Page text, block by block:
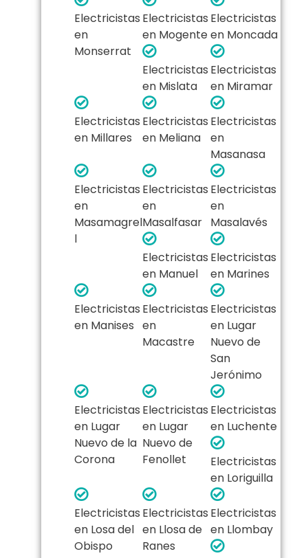
Electricistas
en
Monserrat
Electricistas
en Mogente
Electricistas
en Moncada
Electricistas
en Mislata
Electricistas
en Miramar
Electricistas
en Millares
Electricistas
en Meliana
Electricistas
en
Masanasa
Electricistas
en
Masamagrel
l
Electricistas
en
Masalfasar
Electricistas
en
Masalavés
Electricistas
en Manuel
Electricistas
en Marines
Electricistas
en Manises
Electricistas
en
Macastre
Electricistas
en Lugar
Nuevo de
San
Jerónimo
Electricistas
en Lugar
Nuevo de la
Corona
Electricistas
en Lugar
Nuevo de
Fenollet
Electricistas
en Luchente
Electricistas
en Loriguilla
Electricistas
en Losa del
Obispo
Electricistas
en Llosa de
Ranes
Electricistas
en Llombay